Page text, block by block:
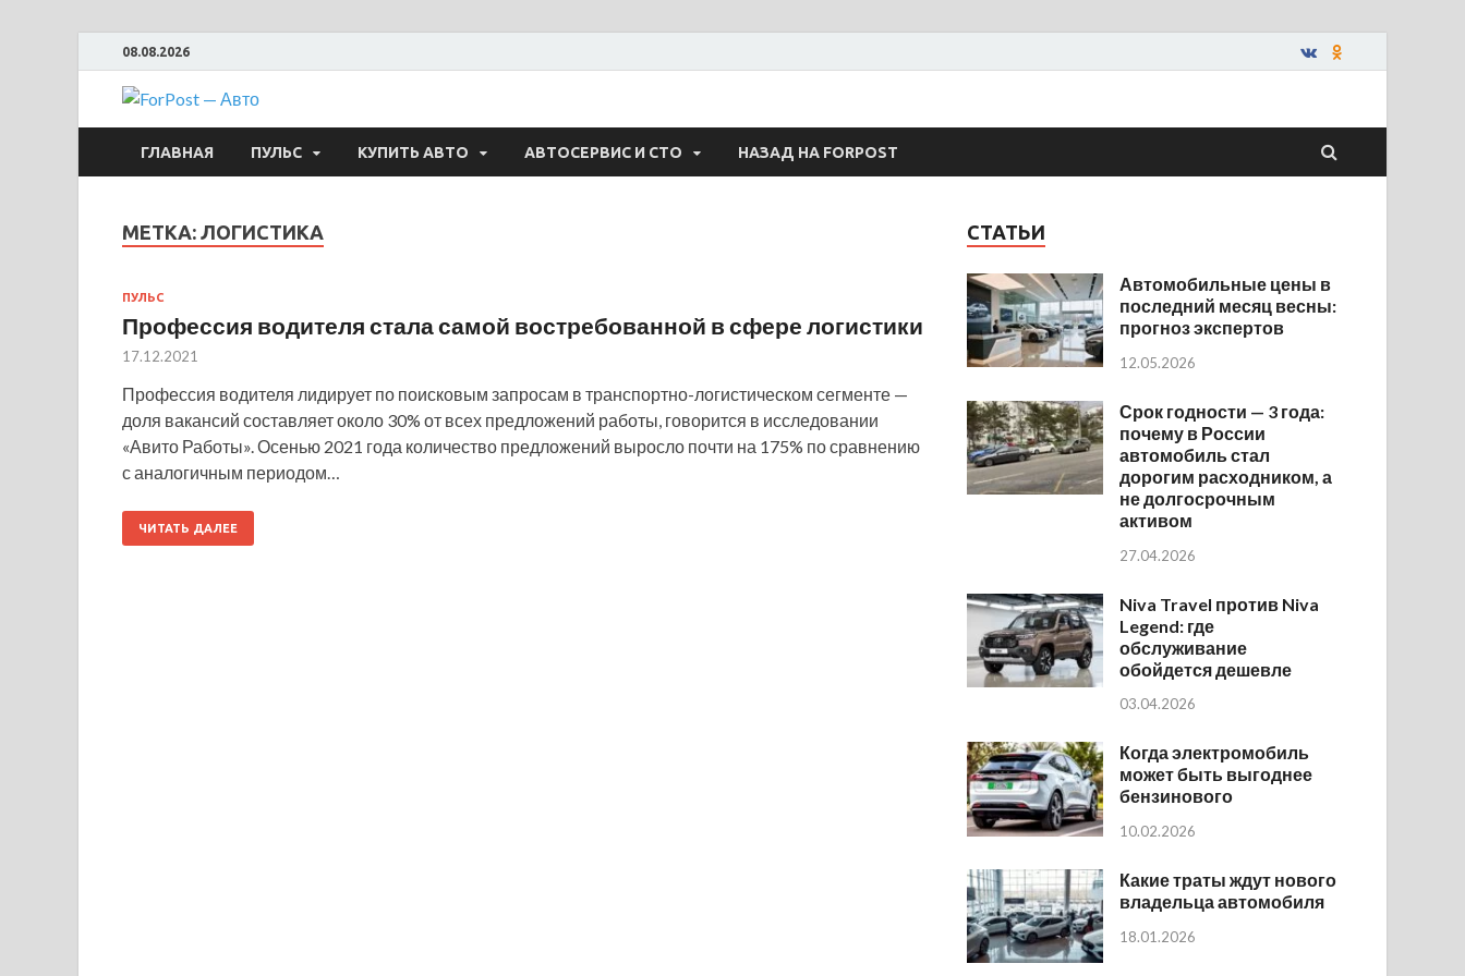
08.08.2026
ForPost — Авто
ГЛАВНАЯ ПУЛЬС КУПИТЬ АВТО АВТОСЕРВИС И СТО НАЗАД НА FORPOST
МЕТКА: ЛОГИСТИКА
ПУЛЬС
Профессия водителя стала самой востребованной в сфере логистики
17.12.2021
Профессия водителя лидирует по поисковым запросам в транспортно-логистическом сегменте —
доля вакансий составляет около 30% от всех предложений работы, говорится в исследовании
«Авито Работы». Осенью 2021 года количество предложений выросло почти на 175% по сравнению
с аналогичным периодом…
ЧИТАТЬ ДАЛЕЕ
СТАТЬИ
Автомобильные цены в
последний месяц весны:
прогноз экспертов
12.05.2026
Срок годности — 3 года:
почему в России
автомобиль стал
дорогим расходником, а
не долгосрочным
активом
27.04.2026
Niva Travel против Niva
Legend: где
обслуживание
обойдется дешевле
03.04.2026
Когда электромобиль
может быть выгоднее
бензинового
10.02.2026
Какие траты ждут нового
владельца автомобиля
18.01.2026